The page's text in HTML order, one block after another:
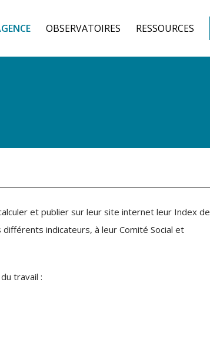
OBSERVATOIRES RESSOURCES
et publier sur leur site internet leur Index de
indicateurs, à leur Comité Social et
travail :